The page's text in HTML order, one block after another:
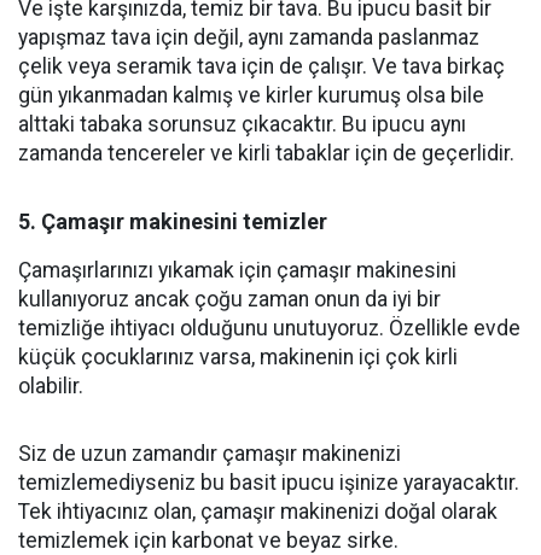
Ve işte karşınızda, temiz bir tava. Bu ipucu basit bir
yapışmaz tava için değil, aynı zamanda paslanmaz
çelik veya seramik tava için de çalışır. Ve tava birkaç
gün yıkanmadan kalmış ve kirler kurumuş olsa bile
alttaki tabaka sorunsuz çıkacaktır. Bu ipucu aynı
zamanda tencereler ve kirli tabaklar için de geçerlidir.
5. Çamaşır makinesini temizler
Çamaşırlarınızı yıkamak için çamaşır makinesini
kullanıyoruz ancak çoğu zaman onun da iyi bir
temizliğe ihtiyacı olduğunu unutuyoruz. Özellikle evde
küçük çocuklarınız varsa, makinenin içi çok kirli
olabilir.
Siz de uzun zamandır çamaşır makinenizi
temizlemediyseniz bu basit ipucu işinize yarayacaktır.
Tek ihtiyacınız olan, çamaşır makinenizi doğal olarak
temizlemek için karbonat ve beyaz sirke.